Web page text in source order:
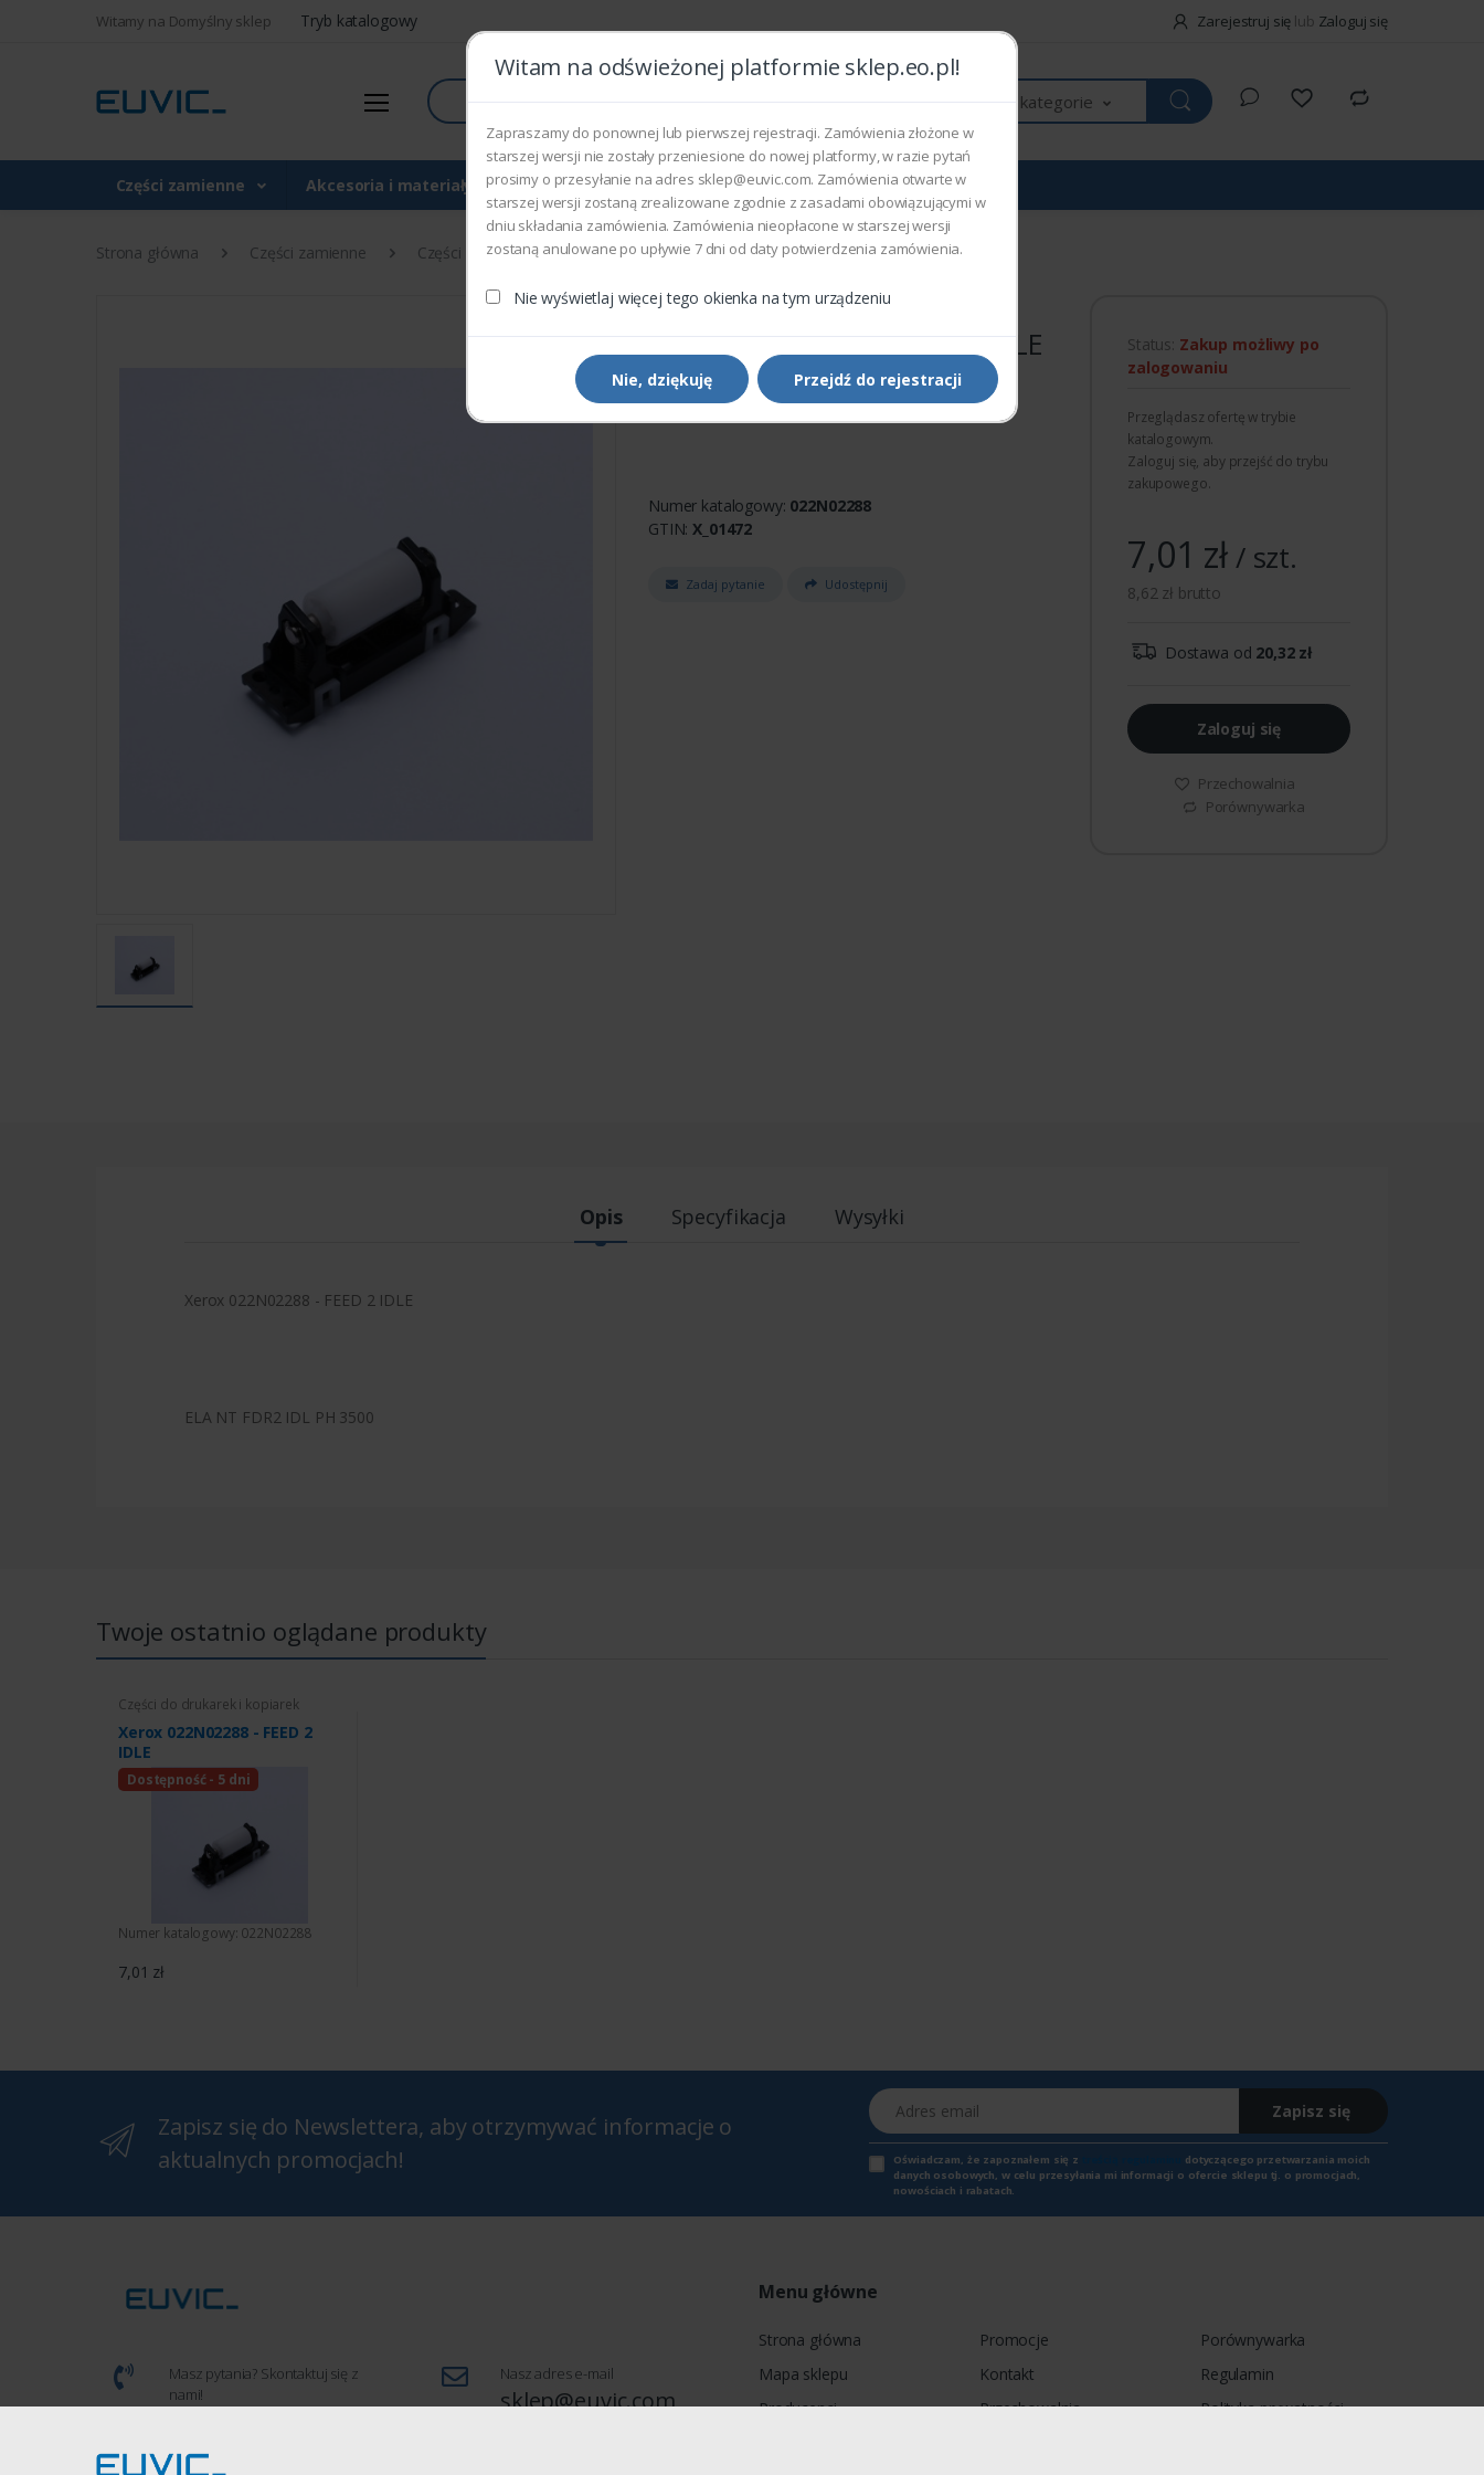
Witamy na Domyślny sklep Tryb katalogowy Zarejestruj się lub Zaloguj się
Szukaj
Wszystkie kategorie
Części zamienne Akcesoria i materiały eksploatacyjne
Witam na odświeżonej platformie sklep.eo.pl!
Zapraszamy do ponownej lub pierwszej rejestracji. Zamówienia złożone w
starszej wersji nie zostały przeniesione do nowej platformy, w razie pytań
prosimy o przesyłanie na adres sklep@euvic.com. Zamówienia otwarte w
starszej wersji zostaną zrealizowane zgodnie z zasadami obowiązującymi w
dniu składania zamówienia. Zamówienia nieopłacone w starszej wersji
zostaną anulowane po upływie 7 dni od daty potwierdzenia zamówienia.
Nie wyświetlaj więcej tego okienka na tym urządzeniu
Nie, dziękuję Przejdź do rejestracji
Strona główna Części zamienne Części do drukarek i kopiarek Xerox 022N02288 - FEED 2 IDLE
Części do drukarek i kopiarek
Xerox 022N02288 - FEED 2 IDLE
Numer katalogowy: 022N02288
GTIN:X_01472
Zadaj pytanie Udostępnij
Status: Zakup możliwy po
zalogowaniu
Przeglądasz ofertę w trybie
katalogowym.
Zaloguj się, aby przejść do trybu
zakupowego.
7,01 zł / szt.
8,62 zł brutto
Dostawa od 20,32 zł
Zaloguj się
Przechowalnia
Porównywarka
Opis Specyfikacja Wysyłki
Xerox 022N02288 - FEED 2 IDLE
ELA NT FDR2 IDL PH 3500
Twoje ostatnio oglądane produkty
Części do drukarek i kopiarek
Xerox 022N02288 - FEED 2
IDLE
Dostępność - 5 dni
Numer katalogowy: 022N02288
7,01 zł
Zapisz się do Newslettera, aby otrzymywać informacje o
aktualnych promocjach!
Adres email
Zapisz się
Oświadczam, że zapoznałem się z
dotyczącego przetwarzania moich
danych osobowych, w celu przesyłania mi informacji o ofercie sklepu tj. o promocjach,
nowościach i rabatach.
Masz pytania? Skontaktuj się z
nami!
Nasz adres e-mail
sklep@euvic.com
Menu główne
Strona główna
Mapa sklepu
Producenci
Promocje
Kontakt
Przechowalnia
Porównywarka
Regulamin
Polityka prywatności